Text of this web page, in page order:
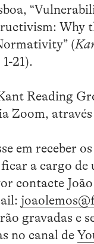
Why
(
21).
Reading
Zoom, através
em receber
a cargo de
contacte
gravadas e
no canal de